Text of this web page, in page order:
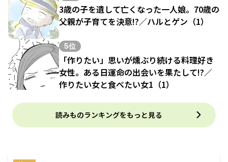
3歳の子を遺して亡くなった一人娘。70歳の
父親が子育てを決意!?／ハルとゲン（1）
5位
「作りたい」思いが燻ぶり続ける料理好き
女性。ある日運命の出会いを果たして!?／
作りたい女と食べたい女1（1）
読みものランキングをもっと見る